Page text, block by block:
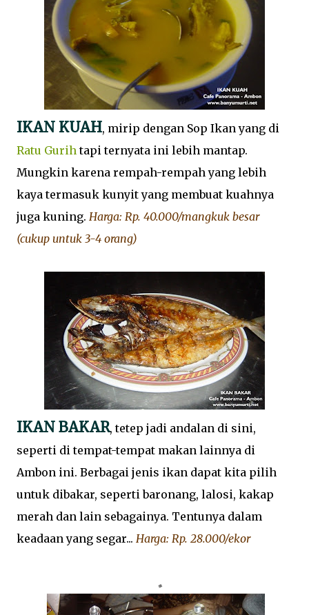
IKAN KUAH, mirip dengan Sop Ikan yang di
Ratu Gurihtapi ternyata ini lebih mantap.
Mungkin karena rempah-rempah yang lebih
kaya termasuk kunyit yang membuat kuahnya
juga kuning. Harga: Rp. 40.000/mangkuk besar
(cukup untuk 3-4 orang)
IKAN BAKAR, tetep jadi andalan di sini,
seperti di tempat-tempat makan lainnya di
Ambon ini. Berbagai jenis ikan dapat kita pilih
untuk dibakar, seperti baronang, lalosi, kakap
merah dan lain sebagainya. Tentunya dalam
keadaan yang segar... Harga: Rp. 28.000/ekor